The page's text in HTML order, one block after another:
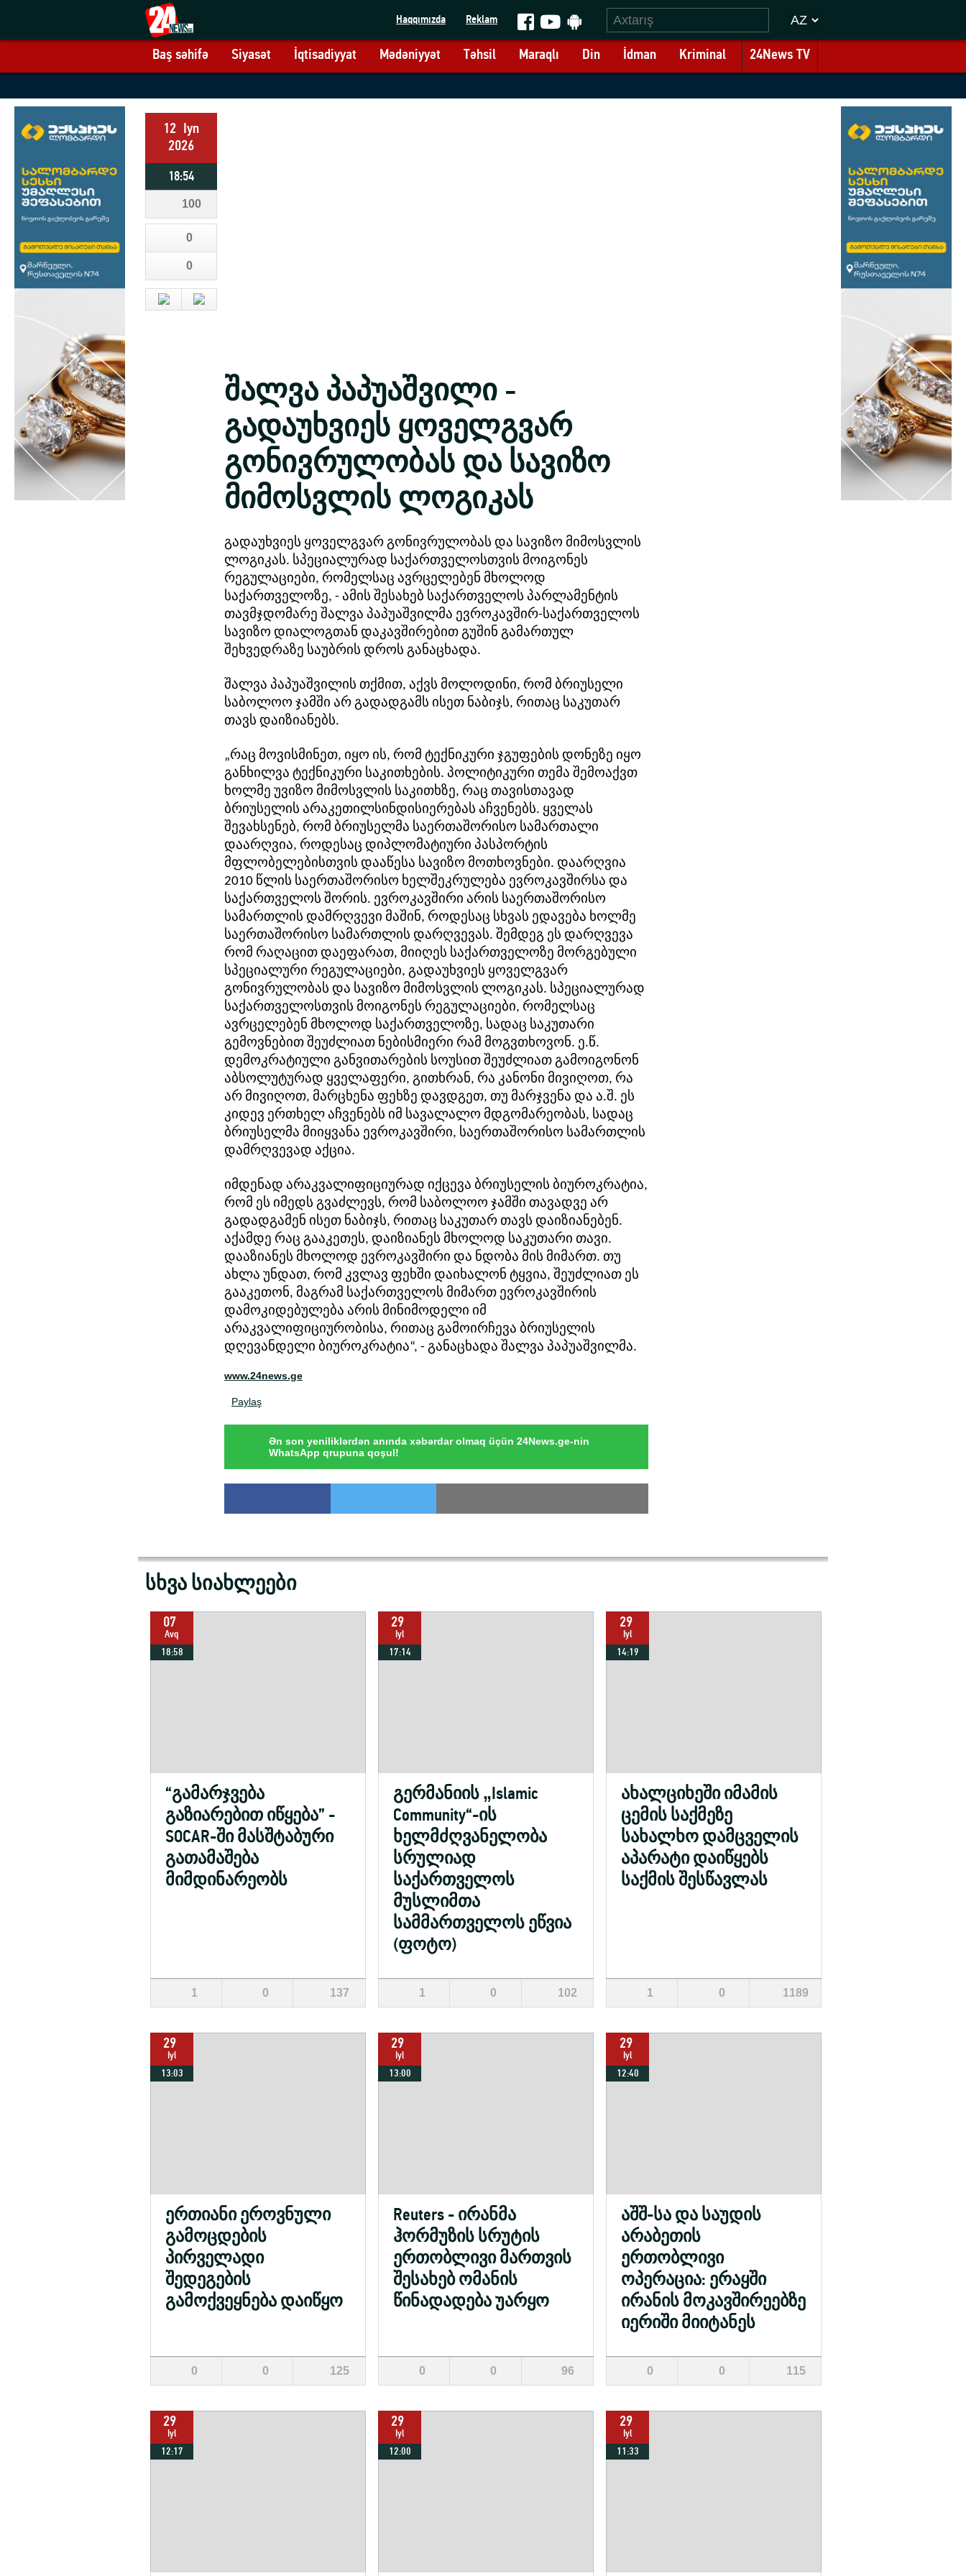
Haqqımızda Reklam
Baş səhifə Siyasət İqtisadiyyat Mədəniyyət Təhsil Maraqlı Din İdman Kriminal 24News TV
12 Iyn
2026
18:54
0
0
100
შალვა პაპუაშვილი -
გადაუხვიეს ყოველგვარ
გონივრულობას და სავიზო
მიმოსვლის ლოგიკას
გადაუხვიეს ყოველგვარ გონივრულობას და სავიზო მიმოსვლის
ლოგიკას. სპეციალურად საქართველოსთვის მოიგონეს
რეგულაციები, რომელსაც ავრცელებენ მხოლოდ
საქართველოზე, - ამის შესახებ საქართველოს პარლამენტის
თავმჯდომარე შალვა პაპუაშვილმა ევროკავშირ-საქართველოს
სავიზო დიალოგთან დაკავშირებით გუშინ გამართულ
შეხვედრაზე საუბრის დროს განაცხადა.
შალვა პაპუაშვილის თქმით, აქვს მოლოდინი, რომ ბრიუსელი
საბოლოო ჯამში არ გადადგამს ისეთ ნაბიჯს, რითაც საკუთარ
თავს დაიზიანებს.
„რაც მოვისმინეთ, იყო ის, რომ ტექნიკური ჯგუფების დონეზე იყო
განხილვა ტექნიკური საკითხების. პოლიტიკური თემა შემოაქვთ
ხოლმე უვიზო მიმოსვლის საკითხზე, რაც თავისთავად
ბრიუსელის არაკეთილსინდისიერებას აჩვენებს. ყველას
შევახსენებ, რომ ბრიუსელმა საერთაშორისო სამართალი
დაარღვია, როდესაც დიპლომატიური პასპორტის
მფლობელებისთვის დააწესა სავიზო მოთხოვნები. დაარღვია
2010 წლის საერთაშორისო ხელშეკრულება ევროკავშირსა და
საქართველოს შორის. ევროკავშირი არის საერთაშორისო
სამართლის დამრღვევი მაშინ, როდესაც სხვას ედავება ხოლმე
საერთაშორისო სამართლის დარღვევას. შემდეგ ეს დარღვევა
რომ რაღაცით დაეფარათ, მიიღეს საქართველოზე მორგებული
სპეციალური რეგულაციები, გადაუხვიეს ყოველგვარ
გონივრულობას და სავიზო მიმოსვლის ლოგიკას. სპეციალურად
საქართველოსთვის მოიგონეს რეგულაციები, რომელსაც
ავრცელებენ მხოლოდ საქართველოზე, სადაც საკუთარი
გემოვნებით შეუძლიათ ნებისმიერი რამ მოგვთხოვონ. ე.წ.
დემოკრატიული განვითარების სოუსით შეუძლიათ გამოიგონონ
აბსოლუტურად ყველაფერი, გითხრან, რა კანონი მივიღოთ, რა
არ მივიღოთ, მარცხენა ფეხზე დავდგეთ, თუ მარჯვენა და ა.შ. ეს
კიდევ ერთხელ აჩვენებს იმ სავალალო მდგომარეობას, სადაც
ბრიუსელმა მიიყვანა ევროკავშირი, საერთაშორისო სამართლის
დამრღვევად აქცია.
იმდენად არაკვალიფიციურად იქცევა ბრიუსელის ბიუროკრატია,
რომ ეს იმედს გვაძლევს, რომ საბოლოო ჯამში თავადვე არ
გადადგამენ ისეთ ნაბიჯს, რითაც საკუთარ თავს დაიზიანებენ.
აქამდე რაც გააკეთეს, დაიზიანეს მხოლოდ საკუთარი თავი.
დააზიანეს მხოლოდ ევროკავშირი და ნდობა მის მიმართ. თუ
ახლა უნდათ, რომ კვლავ ფეხში დაიხალონ ტყვია, შეუძლიათ ეს
გააკეთონ, მაგრამ საქართველოს მიმართ ევროკავშირის
დამოკიდებულება არის მინიმოდელი იმ
არაკვალიფიციურობისა, რითაც გამოირჩევა ბრიუსელის
დღევანდელი ბიუროკრატია“, - განაცხადა შალვა პაპუაშვილმა.
www.24news.ge
Paylaş
Ən son yeniliklərdən anında xəbərdar olmaq üçün 24News.ge-nin
WhatsApp qrupuna qoşul!
სხვა სიახლეები
07
Avq
18:58
“გამარჯვება
გაზიარებით იწყება” -
SOCAR-ში მასშტაბური
გათამაშება
მიმდინარეობს
1 0 137
29
Iyl
17:14
გერმანიის „Islamic
Community“-ის
ხელმძღვანელობა
სრულიად
საქართველოს
მუსლიმთა
სამმართველოს ეწვია
(ფოტო)
1 0 102
29
Iyl
14:19
ახალციხეში იმამის
ცემის საქმეზე
სახალხო დამცველის
აპარატი დაიწყებს
საქმის შესწავლას
1 0 1189
29
Iyl
13:03
ერთიანი ეროვნული
გამოცდების
პირველადი
შედეგების
გამოქვეყნება დაიწყო
0 0 125
29
Iyl
13:00
Reuters - ირანმა
ჰორმუზის სრუტის
ერთობლივი მართვის
შესახებ ომანის
წინადადება უარყო
0 0 96
29
Iyl
12:40
აშშ-სა და საუდის
არაბეთის
ერთობლივი
ოპერაცია: ერაყში
ირანის მოკავშირეებზე
იერიში მიიტანეს
0 0 115
29
Iyl
12:17
29
Iyl
12:00
29
Iyl
11:33